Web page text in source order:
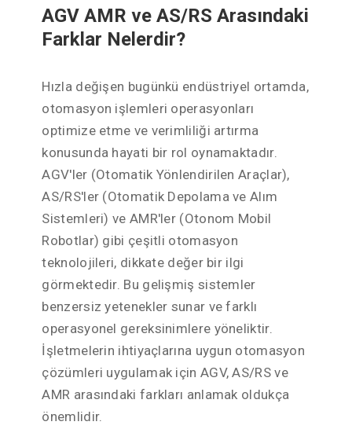
AGV AMR ve AS/RS Arasındaki
Farklar Nelerdir?
Hızla değişen bugünkü endüstriyel ortamda,
otomasyon işlemleri operasyonları
optimize etme ve verimliliği artırma
konusunda hayati bir rol oynamaktadır.
AGV'ler (Otomatik Yönlendirilen Araçlar),
AS/RS'ler (Otomatik Depolama ve Alım
Sistemleri) ve AMR'ler (Otonom Mobil
Robotlar) gibi çeşitli otomasyon
teknolojileri, dikkate değer bir ilgi
görmektedir. Bu gelişmiş sistemler
benzersiz yetenekler sunar ve farklı
operasyonel gereksinimlere yöneliktir.
İşletmelerin ihtiyaçlarına uygun otomasyon
çözümleri uygulamak için AGV, AS/RS ve
AMR arasındaki farkları anlamak oldukça
önemlidir.